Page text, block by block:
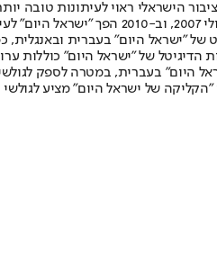
הישראלי ראוי לעיתונות טובה
תשלום. המהדורה המודפסת
הדיגיטל של "ישראל היום" כוללות
"ישראל היום" בעברית, במטרה לספק
של ישראל היום" מציע